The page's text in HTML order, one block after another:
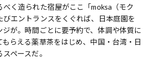
べく造られた宿屋がここ「moksa（モク
びエントランスをくぐれば、日本庭園を
ジが。時間ごとに要予約で、体調や体質に
もらえる薬草茶をはじめ、中国・台湾・日
ペースだ。